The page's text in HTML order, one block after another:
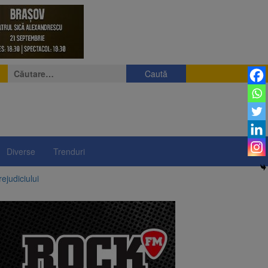
Caută
după:
Diverse Trenduri
platforme de gunoi
lei și termen de trei